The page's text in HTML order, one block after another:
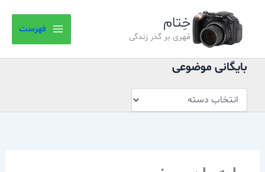
خِتام
مُهری بر گذر زندگی
فهرست
بایگانی موضوعی
موضوعی